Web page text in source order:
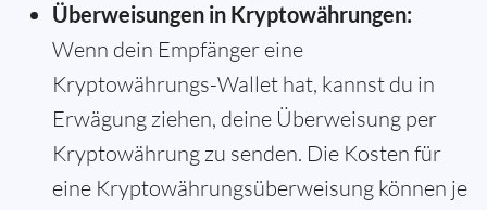
Überweisungen in Kryptowährungen:
Wenn dein Empfänger eine
Kryptowährungs-Wallet hat, kannst du in
Erwägung ziehen, deine Überweisung per
Kryptowährung zu senden. Die Kosten für
eine Kryptowährungsüberweisung können je